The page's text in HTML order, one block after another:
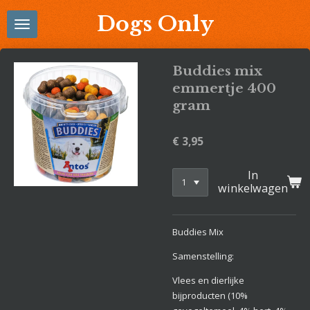
Ga
direct
hoofdinhoud
Dogs Only
Buddies mix
emmertje 400
gram
€ 3,95
In
winkelwagen
Buddies Mix
Samenstelling:
Vlees en dierlijke
bijproducten (10%